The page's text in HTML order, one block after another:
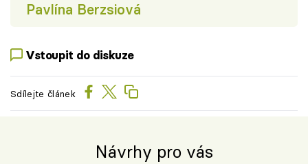
Pavlína Berzsiová
Vstoupit do diskuze
Sdílejte článek
Návrhy pro vás